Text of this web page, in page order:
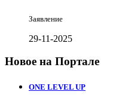
Заявление
29-11-2025
Новое на Портале
ONE LEVEL UP